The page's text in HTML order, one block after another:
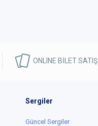
ONLINE BİLET SATIŞ
Sergiler
Güncel Sergiler